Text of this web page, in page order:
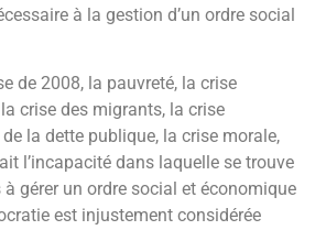
à la gestion d’un ordre social
de 2008, la pauvreté, la crise
crise des migrants, la crise
la dette publique, la crise morale,
l’incapacité dans laquelle se trouve
à gérer un ordre social et économique
est injustement considérée